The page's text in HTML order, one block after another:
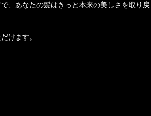
、あなたの髪はきっと本来の美しさを取り戻
けます。